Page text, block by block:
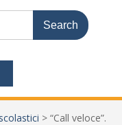
> “Call veloce”.